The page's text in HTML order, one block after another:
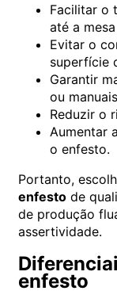
Facilitar o
até a
Evitar o
superfície
Garantir
ou
Reduzir o
Aumentar
o enfesto.
Portanto,
enfesto de
de produção
assertividade.
enfesto